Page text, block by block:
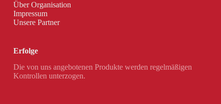
Über Organisation
Impressum
Unsere Partner
Erfolge
Die von uns angebotenen Produkte werden regelmäßigen
Kontrollen unterzogen.